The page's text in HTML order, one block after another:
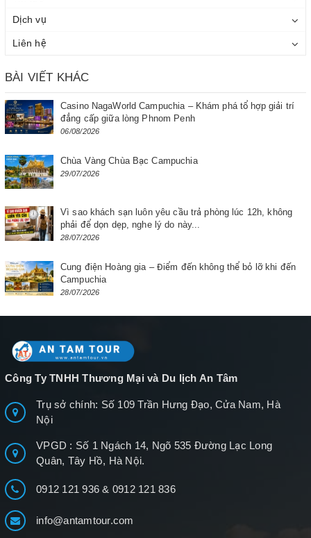
Dịch vụ
Liên hệ
BÀI VIẾT KHÁC
Casino NagaWorld Campuchia – Khám phá tổ hợp giải trí
đẳng cấp giữa lòng Phnom Penh
06/08/2026
Chùa Vàng Chùa Bạc Campuchia
29/07/2026
Vì sao khách sạn luôn yêu cầu trả phòng lúc 12h, không
phải để dọn dẹp, nghe lý do này...
28/07/2026
Cung điện Hoàng gia – Điểm đến không thể bỏ lỡ khi đến
Campuchia
28/07/2026
Công Ty TNHH Thương Mại và Du lịch An Tâm
Trụ sở chính: Số 109 Trần Hưng Đạo, Cửa Nam, Hà
Nội
VPGD : Số 1 Ngách 14, Ngõ 535 Đường Lạc Long
Quân, Tây Hồ, Hà Nội.
0912 121 936& 0912 121 836
info@antamtour.com